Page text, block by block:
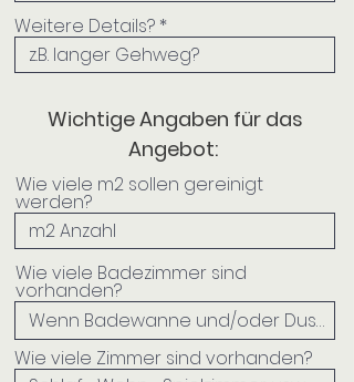
Weitere Details?
Wichtige Angaben für das
Angebot:
Wie viele m2 sollen gereinigt
werden?
Wie viele Badezimmer sind
vorhanden?
Wie viele Zimmer sind vorhanden?